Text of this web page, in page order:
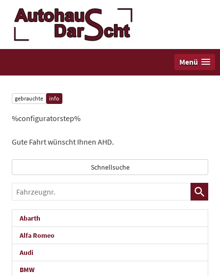
Menü
gebrauchte info
%configuratorstep%
Gute Fahrt wünscht Ihnen AHD.
Schnellsuche
Fahrzeugnr.
Abarth
Alfa Romeo
Audi
BMW